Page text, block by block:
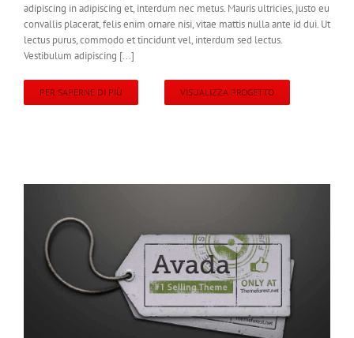
adipiscing in adipiscing et, interdum nec metus. Mauris ultricies, justo eu
convallis placerat, felis enim ornare nisi, vitae mattis nulla ante id dui. Ut
lectus purus, commodo et tincidunt vel, interdum sed lectus.
Vestibulum adipiscing [...]
PER SAPERNE DI PIÙ VISUALIZZA PROGETTO